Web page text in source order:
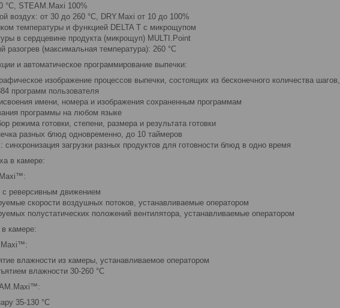
°C, STEAM.Maxi 100%
воздух: от 30 до 260 °C, DRY.Maxi от 10 до 100%
температуры и функцией DELTA T с микрощупом
в сердцевине продукта (микрощуп) MULTI.Point
разогрев (максимальная температура): 260 °С
и автоматическое программирование выпечки:
изображение процессов выпечки, состоящих из бесконечного количества
программ пользователя
имени, номера и изображения сохраненным программам
программы на любом языке
режима готовки, степени, размера и результата готовки
разных блюд одновременно, до 10 таймеров
синхронизация загрузки разных продуктов для готовности блюд в одно время
в камере:
с реверсивным движением
скорости воздушных потоков, устанавливаемые оператором
полустатических положений вентилятора, устанавливаемые оператором
камере:
влажности из камеры, устанавливаемое оператором
влажности 30-260 °С
35-130 °C